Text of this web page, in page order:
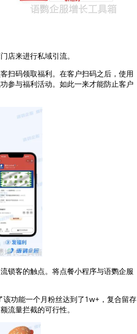
店来进行私域引流。
扫码领取福利。在客户扫码之后，使用
参与福利活动。如此一来才能防止客户
锁客的触点。将点餐小程序与语鹦企服
功能一个月粉丝达到了1w+，复合留存
流量拦截的可行性。